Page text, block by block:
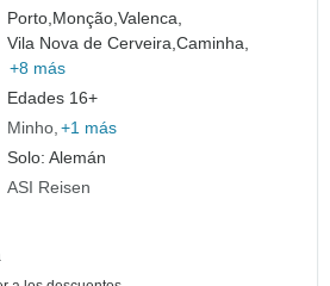
Porto,Monção,Valenca,
Vila Nova de Cerveira,Caminha,
+8 más
Edades 16+
Minho +1 más
Solo: Alemán
ASI Reisen